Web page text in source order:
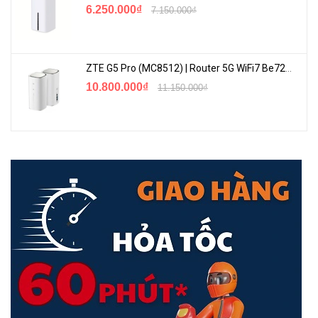
Tp-Link M7200 4G qua tốc độ kết nối
TheoTp-Link M7200 review, sản phẩmM7200 này hỗ trợ
công nghệ 4G FDD/ TDD-LTE mới nhất. Công nghệ này sẽ
cung cấp cho bạn mạng wifi di động tốc độ cao tốt nhất để
bạn có thể tha hồ làm việc, giải trí hoặc thực hiện các cuộc
gọi video dễ dàng dù ở bất cứ đâu.
Do đó, với những chuyến du lịch xa với gia đình, đồng
6.250.000₫ 7.150.000₫
10.800.000₫ 11.150.000₫